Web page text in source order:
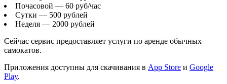
Почасовой — 60 руб/час
Сутки — 500 рублей
Неделя — 2000 рублей
Сейчас сервис предоставляет услуги по аренде обычных
самокатов.
Приложения доступны для скачивания в App Store и Google
Play.